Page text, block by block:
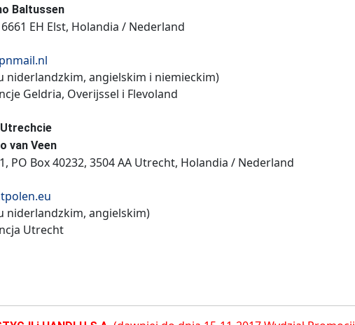
Baltussen
EH Elst, Holandia / Nederland
niderlandzkim, angielskim i niemieckim)
Geldria, Overijssel i Flevoland
van Veen
PO Box 40232, 3504 AA Utrecht, Holandia / Nederland
niderlandzkim, angielskim)
Utrecht